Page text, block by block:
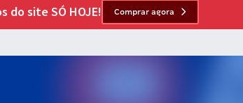
do site SÓ HOJE! Comprar agora